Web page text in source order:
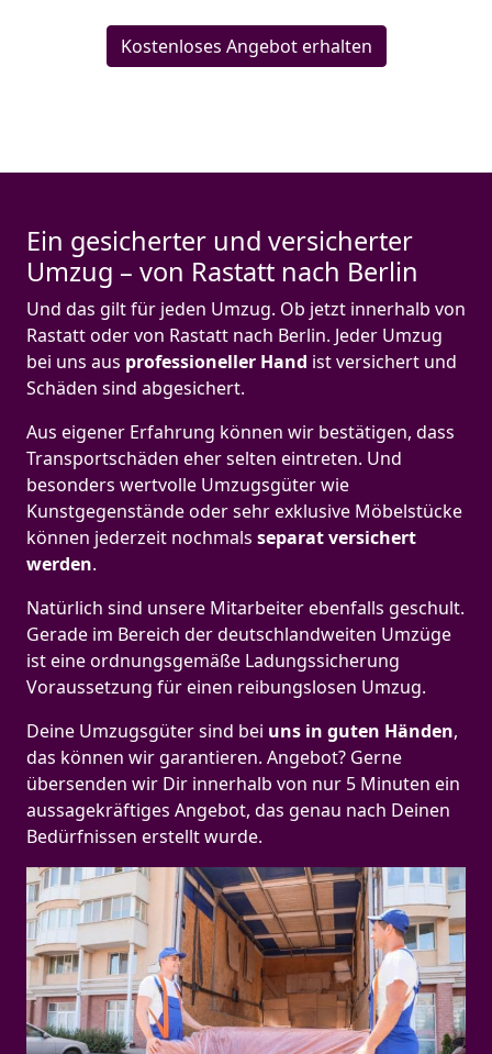
Kostenloses Angebot erhalten
Ein gesicherter und versicherter
Umzug – von Rastatt nach Berlin
Und das gilt für jeden Umzug. Ob jetzt innerhalb von
Rastatt oder von Rastatt nach Berlin. Jeder Umzug
bei uns aus professioneller Hand ist versichert und
Schäden sind abgesichert.
Aus eigener Erfahrung können wir bestätigen, dass
Transportschäden eher selten eintreten. Und
besonders wertvolle Umzugsgüter wie
Kunstgegenstände oder sehr exklusive Möbelstücke
können jederzeit nochmals separat versichert
werden.
Natürlich sind unsere Mitarbeiter ebenfalls geschult.
Gerade im Bereich der deutschlandweiten Umzüge
ist eine ordnungsgemäße Ladungssicherung
Voraussetzung für einen reibungslosen Umzug.
Deine Umzugsgüter sind bei uns in guten Händen,
das können wir garantieren. Angebot? Gerne
übersenden wir Dir innerhalb von nur 5 Minuten ein
aussagekräftiges Angebot, das genau nach Deinen
Bedürfnissen erstellt wurde.